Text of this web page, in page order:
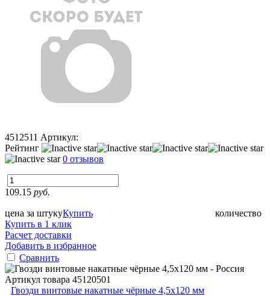
4512511 Артикул:
Рейтинг
0 отзывов
109.15 руб.
цена за штуку количество
Купить
Купить в 1 клик
Расчет доставки
Добавить в избранное
Сравнить
Артикул товара 45120501
Гвозди винтовые накатные чёрные 4,5х120 мм